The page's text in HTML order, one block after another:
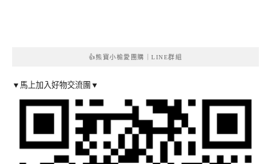
👍熊寶小榆愛團購｜LINE群組
▼馬上加入好物交流團▼